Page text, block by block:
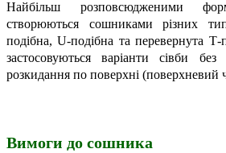
Найбільш розповсюдженими
створюються сошниками різних
подібна, U-подібна та перевернута
застосовуються варіанти сівби
розкидання по поверхні (поверхневий
Вимоги до сошника